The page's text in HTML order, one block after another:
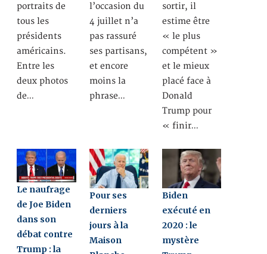
portraits de
tous les
présidents
américains.
Entre les
deux photos
de…
l’occasion du
4 juillet n’a
pas rassuré
ses partisans,
et encore
moins la
phrase…
sortir, il
estime être
« le plus
compétent »
et le mieux
placé face à
Donald
Trump pour
« finir…
Le naufrage
de Joe Biden
dans son
débat contre
Trump : la
Pour ses
derniers
jours à la
Maison
Biden
exécuté en
2020 : le
mystère